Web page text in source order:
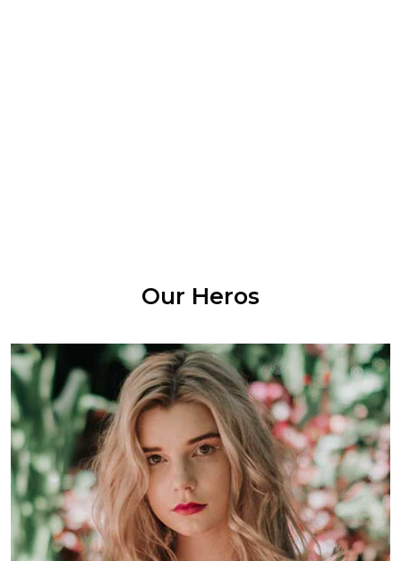
Our Heros